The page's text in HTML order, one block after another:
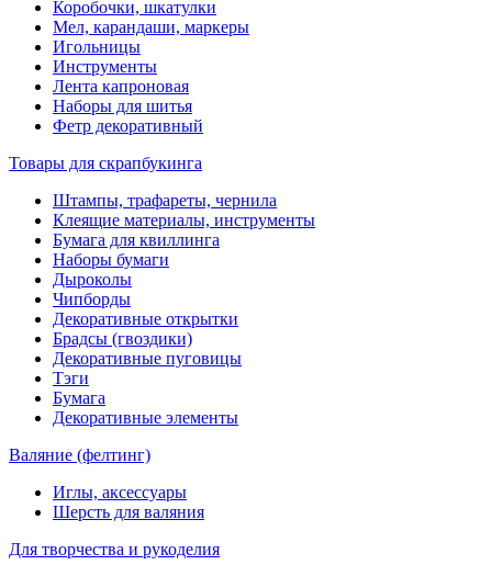
Коробочки, шкатулки
Мел, карандаши, маркеры
Игольницы
Инструменты
Лента капроновая
Наборы для шитья
Фетр декоративный
Товары для скрапбукинга
Штампы, трафареты, чернила
Клеящие материалы, инструменты
Бумага для квиллинга
Наборы бумаги
Дыроколы
Чипборды
Декоративные открытки
Брадсы (гвоздики)
Декоративные пуговицы
Тэги
Бумага
Декоративные элементы
Валяние (фелтинг)
Иглы, аксессуары
Шерсть для валяния
Для творчества и рукоделия